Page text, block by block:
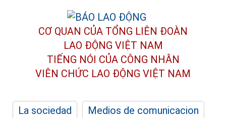
CƠ QUAN CỦA TỔNG LIÊN ĐOÀN
LAO ĐỘNG VIỆT NAM
TIẾNG NÓI CỦA CÔNG NHÂN
VIÊN CHỨC LAO ĐỘNG VIỆT NAM
La sociedad
Medios de comunicacion